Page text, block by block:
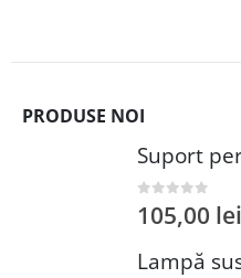
PRODUSE NOI
0 out of 5
105,00 lei